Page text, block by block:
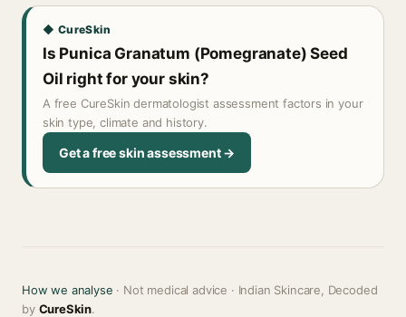
◆ CureSkin
Is Punica Granatum (Pomegranate) Seed
Oil right for your skin?
A free CureSkin dermatologist assessment factors in your
skin type, climate and history.
Get a free skin assessment →
How we analyse · Not medical advice · Indian Skincare, Decoded
by CureSkin.